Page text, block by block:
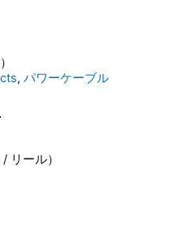
, パワーケーブル
リール）